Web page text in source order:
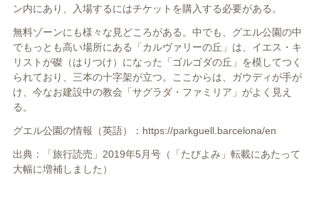
ン内にあり、入場するにはチケットを購入する必要がある。
無料ゾーンにも様々な見どころがある。中でも、グエル公園の中
でもっとも高い場所にある「カルヴァリーの丘」は、イエス・キ
リストが磔（はりつけ）になった「ゴルゴダの丘」を模してつく
られており、三本の十字架が立つ。ここからは、ガウディが手が
け、今なお建設中の教会「サグラダ・ファミリア」がよく見え
る。
グエル公園の情報（英語）： https://parkguell.barcelona/en
出典：「旅行読売」 2019年5 月号（「たびよみ」転載にあたって
大幅に増補しました）